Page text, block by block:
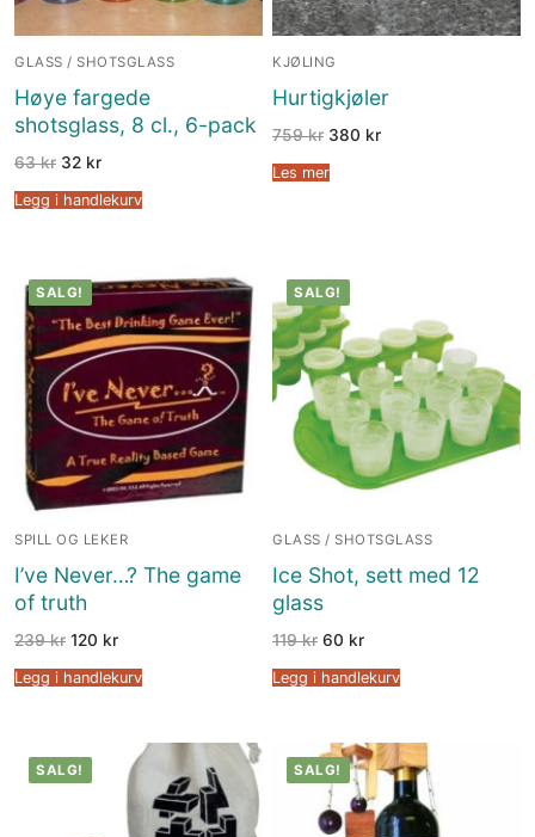
GLASS / SHOTSGLASS
Høye fargede
shotsglass, 8 cl., 6-pack
63kr 32 kr
Legg i handlekurv
KJØLING
Hurtigkjøler
759kr 380 kr
Les mer
SALG!
SPILL OG LEKER
I’ve Never…? The game
of truth
239kr 120 kr
Legg i handlekurv
SALG!
GLASS / SHOTSGLASS
Ice Shot, sett med 12
glass
119kr 60 kr
Legg i handlekurv
SALG! SALG!